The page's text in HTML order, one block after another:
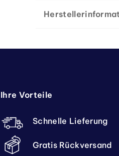
Ihre Vorteile
Schnelle Lieferung
Gratis Rückversand